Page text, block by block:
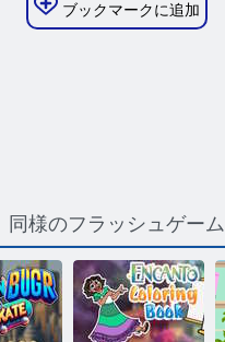
ブックマークに追加
同様のフラッシュゲーム